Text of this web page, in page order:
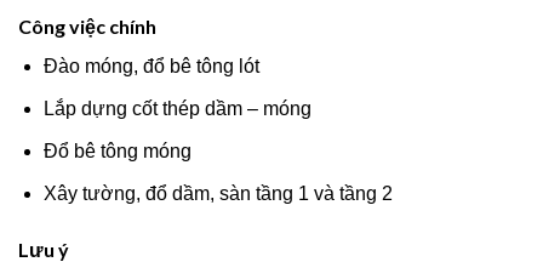
Công việc chính
Đào móng, đổ bê tông lót
Lắp dựng cốt thép dầm – móng
Đổ bê tông móng
Xây tường, đổ dầm, sàn tầng 1 và tầng 2
Lưu ý